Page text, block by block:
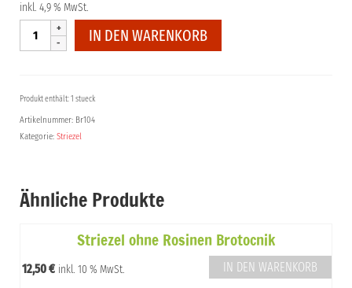
inkl. 4,9 % MwSt.
Menge
IN DEN WARENKORB
Produkt enthält: 1 stueck
Artikelnummer: Br104
Kategorie: Striezel
Ähnliche Produkte
Striezel ohne Rosinen Brotocnik
12,50€ inkl. 10 % MwSt.
IN DEN WARENKORB